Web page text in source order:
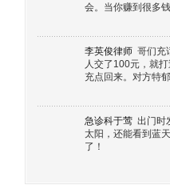
会。当你赚到很多
李英俊律师 哥们充
人交了100元，就
充点回来。对方特
急诊科于莺 出门时
太阳，还能看到蓝
了！